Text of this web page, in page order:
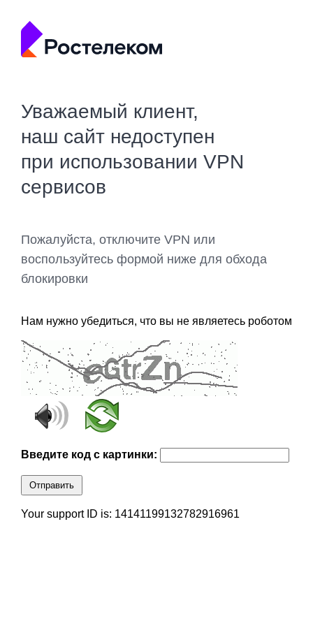
Уважаемый клиент,
наш сайт недоступен
при использовании VPN
сервисов
Пожалуйста, отключите VPN или
воспользуйтесь формой ниже для обхода
блокировки
Нам нужно убедиться, что вы не являетесь роботом
Введите код с картинки:
Отправить
Your support ID is: 14141199132782916961